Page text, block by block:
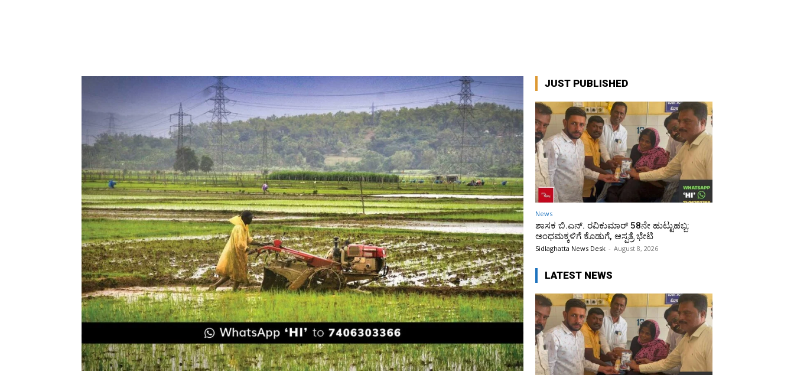
JUST PUBLISHED
News
ಶಾಸಕ ಬಿ.ಎನ್. ರವಿಕುಮಾರ್ 58ನೇ ಹುಟ್ಟುಹಬ್ಬ:
ಅಂಧಮಕ್ಕಳಿಗೆ ಕೊಡುಗೆ, ಆಸ್ಪತ್ರೆ ಭೇಟಿ
Sidlaghatta News Desk - August 8, 2026
LATEST NEWS